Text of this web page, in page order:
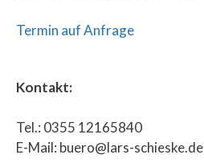
Termin auf Anfrage
Kontakt:
Tel.: 0355 12165840
E-Mail: buero@lars-schieske.de